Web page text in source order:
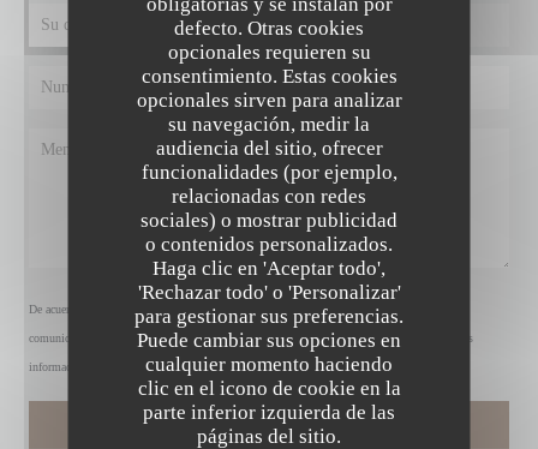
defecto. Otras cookies
opcionales requieren su
consentimiento. Estas cookies
opcionales sirven para analizar
su navegación, medir la
audiencia del sitio, ofrecer
funcionalidades (por ejemplo,
relacionadas con redes
sociales) o mostrar publicidad
o contenidos personalizados.
Haga clic en 'Aceptar todo',
'Rechazar todo' o 'Personalizar'
para gestionar sus preferencias.
Puede cambiar sus opciones en
cualquier momento haciendo
clic en el icono de cookie en la
parte inferior izquierda de las
páginas del sitio.
De acuerdo con la normativa de protección de datos, puede ejercer su derecho a no recibir
comunicaciones comerciales inscribiéndose en la Lista Robinson:listarobinson.es . Para más
información sobre el tratamiento de sus datos, consulte nuestrapolítica de privacidad